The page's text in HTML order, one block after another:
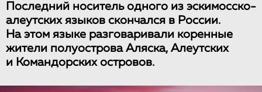
Последний носитель одного из эскимосско-
алеутских языков скончался в России.
На этом языке разговаривали коренные
жители полуострова Аляска, Алеутских
и Командорских островов.